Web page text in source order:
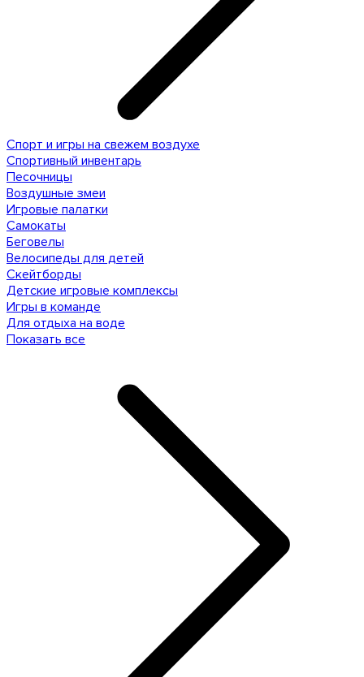
Спорт и игры на свежем воздухе
Спортивный инвентарь
Песочницы
Воздушные змеи
Игровые палатки
Самокаты
Беговелы
Велосипеды для детей
Скейтборды
Детские игровые комплексы
Игры в команде
Для отдыха на воде
Показать все